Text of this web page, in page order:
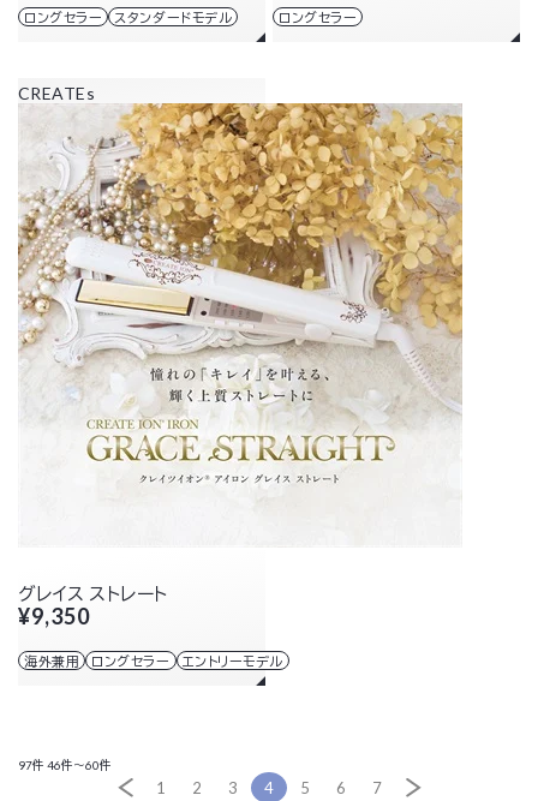
ロングセラー スタンダードモデル ロングセラー
CREATEs
グレイス ストレート
¥9,350
海外兼用 ロングセラー エントリーモデル
97件 46件～60件
1 2 3 4 5 6 7